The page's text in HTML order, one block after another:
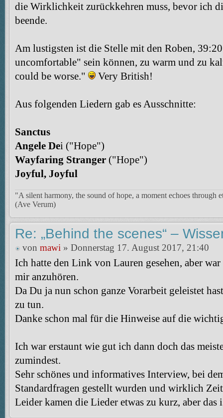
die Wirklichkeit zurückkehren muss, bevor ich
beende.
Am lustigsten ist die Stelle mit den Roben,
uncomfortable" sein können, zu warm und zu
could be worse."
Very British!
Aus folgenden Liedern gab es Ausschnitte:
Sanctus
Angele Dei ("Hope")
Wayfaring Stranger ("Hope")
Joyful, Joyful
"A silent harmony, the sound of hope, a moment echoes through
(Ave Verum)
Re: „Behind the scenes“ –
von mawi » Donnerstag 17. August 2017, 21:40
Ich hatte den Link von Lauren gesehen, aber
mir anzuhören.
Da Du ja nun schon ganze Vorarbeit geleistet
zu tun.
Danke schon mal für die Hinweise auf die
Ich war erstaunt wie gut ich dann doch das
zumindest.
Sehr schönes und informatives Interview, bei
Standardfragen gestellt wurden und wirklich
Leider kamen die Lieder etwas zu kurz, aber